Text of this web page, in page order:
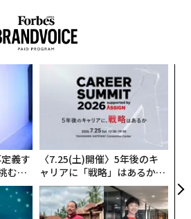
わったミダは、ヒレマスに向かっ
、これって大変なことになると思
義す
むス
〈7.25(土)開催〉5年後のキ
ャリアに「戦略」はあるか。
トップエグゼクティブのキャ
リアに触れる1日│CAREER S
UMMIT 2026